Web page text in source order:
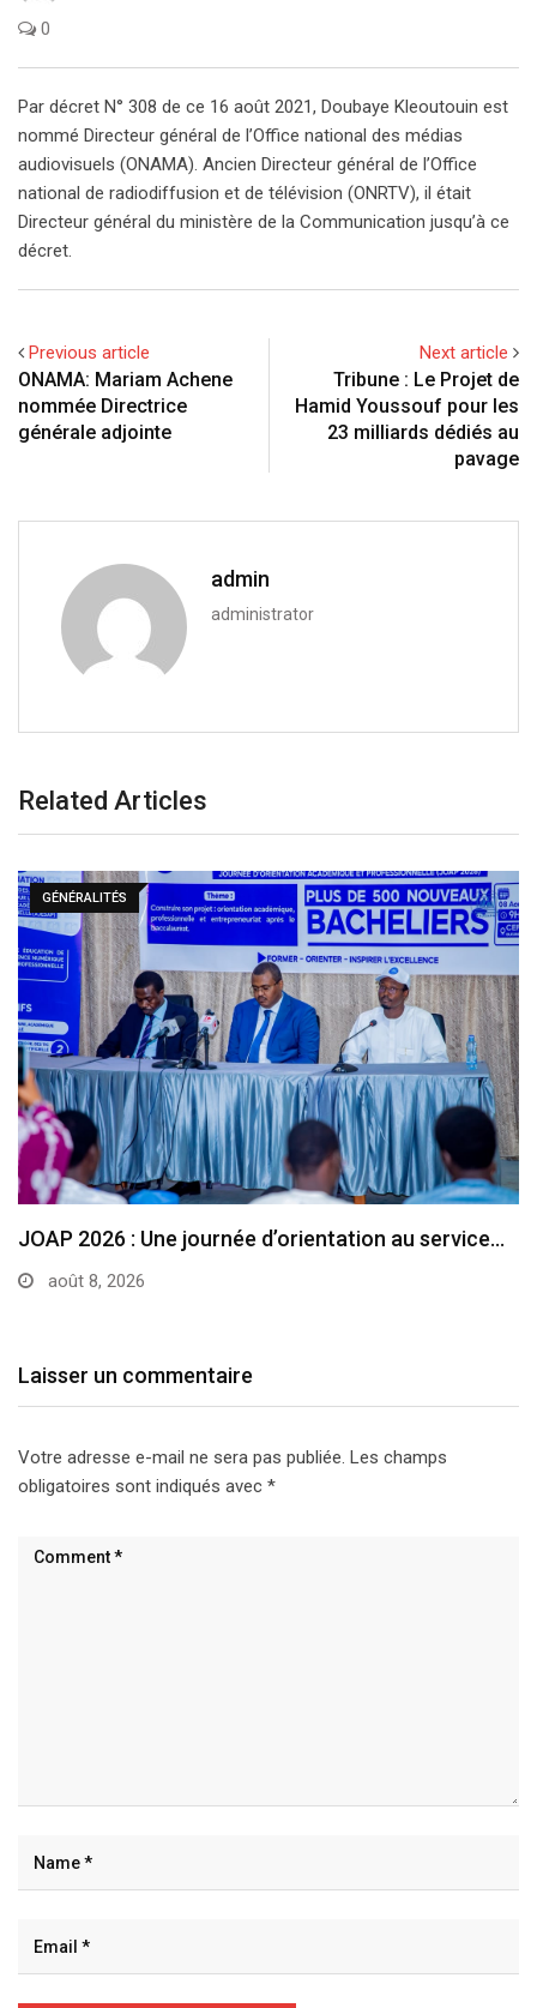
0
Par décret N° 308 de ce 16 août 2021, Doubaye Kleoutouin est
nommé Directeur général de l’Office national des médias
audiovisuels (ONAMA). Ancien Directeur général de l’Office
national de radiodiffusion et de télévision (ONRTV), il était
Directeur général du ministère de la Communication jusqu’à ce
décret.
Previous article
ONAMA: Mariam Achene
nommée Directrice
générale adjointe
Next article
Tribune : Le Projet de
Hamid Youssouf pour les
23 milliards dédiés au
pavage
admin
administrator
Related Articles
GÉNÉRALITÉS
JOAP 2026 : Une journée d’orientation au service…
août 8, 2026
Laisser un commentaire
Votre adresse e-mail ne sera pas publiée. Les champs
obligatoires sont indiqués avec *